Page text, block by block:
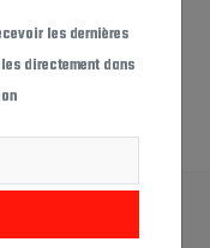
les dernières
directement dans